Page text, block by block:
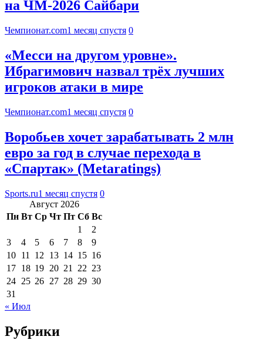
на ЧМ-2026 Сайбари
Чемпионат.com1 месяц спустя 0
«Месси на другом уровне».
Ибрагимович назвал трёх лучших
игроков атаки в мире
Чемпионат.com1 месяц спустя 0
Воробьев хочет зарабатывать 2 млн
евро за год в случае перехода в
«Спартак» (Metaratings)
Sports.ru1 месяц спустя 0
Август 2026
Пн Вт Ср Чт Пт Сб Вс
1
2
3
4 5 6 7 8
9
10 11 12 13 14 15 16
17 18 19 20 21 22 23
24 25 26 27 28 29 30
31
« Июл
Рубрики